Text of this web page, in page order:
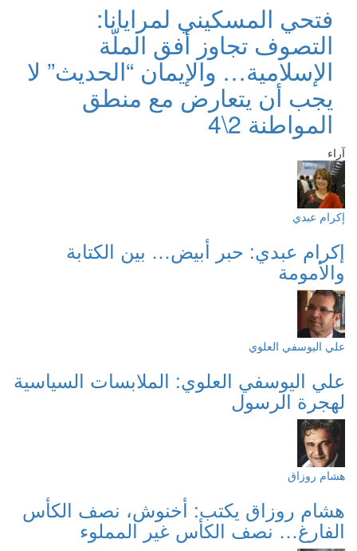
فتحي المسكيني لمرايانا:
التصوف تجاوز أفق الملّة
الإسلامية… والإيمان “الحديث” لا
يجب أن يتعارض مع منطق
المواطنة 2\4
آراء
إكرام عبدي
إكرام عبدي: حبر أبيض… بين الكتابة
والأمومة
علي اليوسفي العلوي
علي اليوسفي العلوي: الملابسات السياسية
لهجرة الرسول
هشام روزاق
هشام روزاق يكتب: أخنوش، نصف الكأس
الفارغ… نصف الكأس غير المملوء